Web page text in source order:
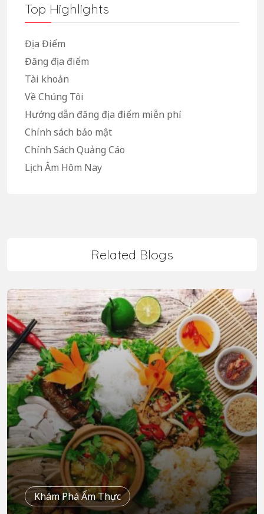
Top Highlights
Địa Điểm
Đăng địa điểm
Tài khoản
Về Chúng Tôi
Hướng dẫn đăng địa điểm miễn phí
Chính sách bảo mật
Chính Sách Quảng Cáo
Lịch Âm Hôm Nay
Related Blogs
Khám Phá Ẩm Thực